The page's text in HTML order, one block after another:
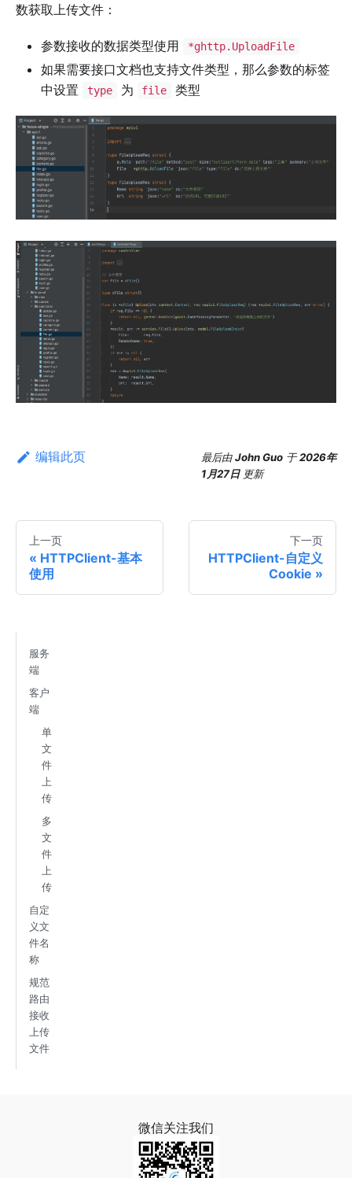
数获取上传文件：
参数接收的数据类型使用 *ghttp.UploadFile
如果需要接口文档也支持文件类型，那么参数的标签
中设置
type 为 file 类型
编辑此页 最后由John Guo 于2026年
1月27日 更新
上一页
HTTPClient-基本
使用
下一页
HTTPClient-自定义
Cookie
服务
端
客户
端
单
文
件
上
传
多
文
件
上
传
自定
义文
件名
称
规范
路由
接收
上传
文件
微信关注我们